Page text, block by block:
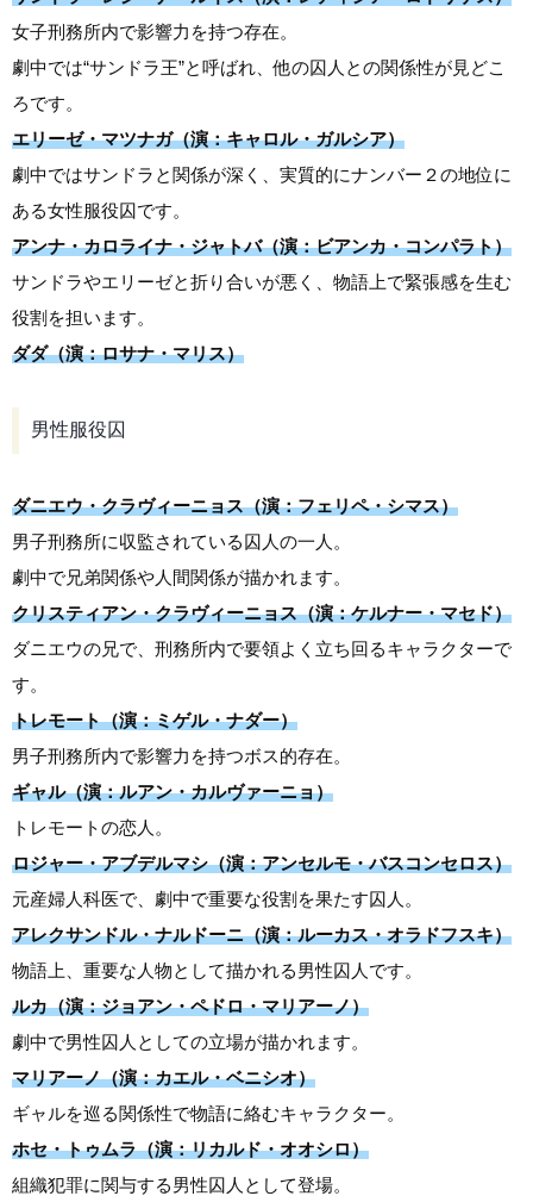
女子刑務所内で影響力を持つ存在。
劇中では“サンドラ王”と呼ばれ、他の囚人との関係性が見どこ
ろです。
エリーゼ・マツナガ（演：キャロル・ガルシア）
劇中ではサンドラと関係が深く、実質的にナンバー２の地位に
ある女性服役囚です。
アンナ・カロライナ・ジャトバ（演：ビアンカ・コンパラト）
サンドラやエリーゼと折り合いが悪く、物語上で緊張感を生む
役割を担います。
ダダ（演：ロサナ・マリス）
男性服役囚
ダニエウ・クラヴィーニョス（演：フェリペ・シマス）
男子刑務所に収監されている囚人の一人。
劇中で兄弟関係や人間関係が描かれます。
クリスティアン・クラヴィーニョス（演：ケルナー・マセド）
ダニエウの兄で、刑務所内で要領よく立ち回るキャラクターで
す。
トレモート（演：ミゲル・ナダー）
男子刑務所内で影響力を持つボス的存在。
ギャル（演：ルアン・カルヴァーニョ）
トレモートの恋人。
ロジャー・アブデルマシ（演：アンセルモ・バスコンセロス）
元産婦人科医で、劇中で重要な役割を果たす囚人。
アレクサンドル・ナルドーニ（演：ルーカス・オラドフスキ）
物語上、重要な人物として描かれる男性囚人です。
ルカ（演：ジョアン・ペドロ・マリアーノ）
劇中で男性囚人としての立場が描かれます。
マリアーノ（演：カエル・ベニシオ）
ギャルを巡る関係性で物語に絡むキャラクター。
ホセ・トゥムラ（演：リカルド・オオシロ）
組織犯罪に関与する男性囚人として登場。